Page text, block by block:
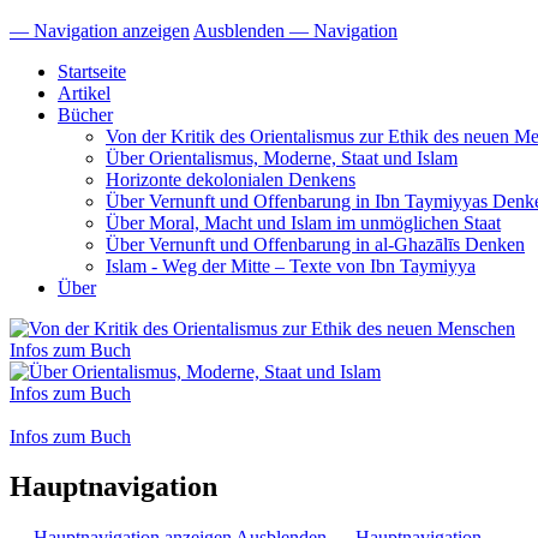
— Navigation anzeigen Ausblenden — Navigation
Startseite
Artikel
Bücher
Von der Kritik des Orientalismus zur Ethik des neuen
Über Orientalismus, Moderne, Staat und Islam
Horizonte dekolonialen Denkens
Über Vernunft und Offenbarung in Ibn Taymiyyas
Über Moral, Macht und Islam im unmöglichen Staat
Über Vernunft und Offenbarung in al-Ghazālīs Denken
Islam - Weg der Mitte – Texte von Ibn Taymiyya
Über
Infos zum Buch
Infos zum Buch
Infos zum Buch
Hauptnavigation